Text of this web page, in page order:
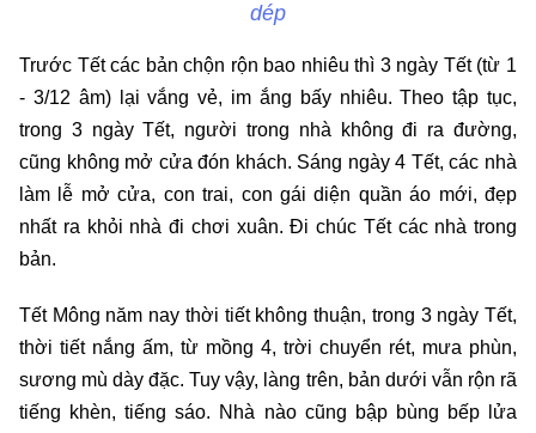
dép
Trước Tết các bản chộn rộn bao nhiêu thì 3 ngày Tết (từ 1
- 3/12 âm) lại vắng vẻ, im ắng bấy nhiêu. Theo tập tục,
trong 3 ngày Tết, người trong nhà không đi ra đường,
cũng không mở cửa đón khách. Sáng ngày 4 Tết, các nhà
làm lễ mở cửa, con trai, con gái diện quần áo mới, đẹp
nhất ra khỏi nhà đi chơi xuân. Đi chúc Tết các nhà trong
bản.
Tết Mông năm nay thời tiết không thuận, trong 3 ngày Tết,
thời tiết nắng ấm, từ mồng 4, trời chuyển rét, mưa phùn,
sương mù dày đặc. Tuy vậy, làng trên, bản dưới vẫn rộn rã
tiếng khèn, tiếng sáo. Nhà nào cũng bập bùng bếp lửa